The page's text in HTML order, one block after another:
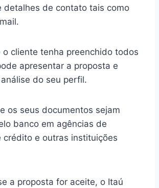
detalhes de contato tais como
o cliente tenha preenchido todos
apresentar a proposta e
do seu perfil.
os seus documentos sejam
banco em agências de
crédito e outras instituições
a proposta for aceite, o Itaú